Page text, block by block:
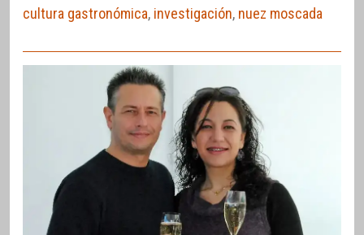
cultura gastronómica, investigación, nuez moscada